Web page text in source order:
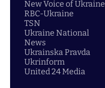
New Voice of Ukraine
RBC-Ukraine
TSN
Ukraine National
News
Ukrainska Pravda
Ukrinform
United 24 Media